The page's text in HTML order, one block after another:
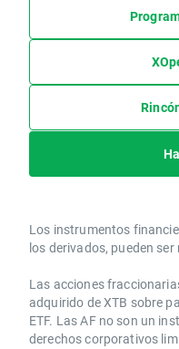
Los instrumentos
los derivados, pueden
Las acciones
adquirido de XTB sobre
ETF. Las AF no son un
derechos corporativos